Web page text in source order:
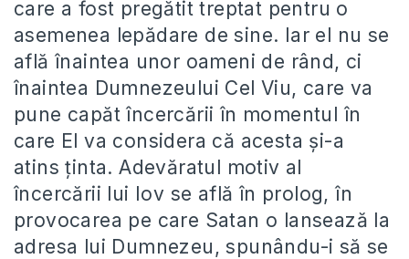
care a fost pregătit treptat pentru o
asemenea lepădare de sine. Iar el nu se
află înaintea unor oameni de rând, ci
înaintea Dumnezeului Cel Viu, care va
pune capăt încercării în momentul în
care El va considera că acesta și-a
atins ținta. Adevăratul motiv al
încercării lui Iov se află în prolog, în
provocarea pe care Satan o lansează la
adresa lui Dumnezeu, spunându-i să se